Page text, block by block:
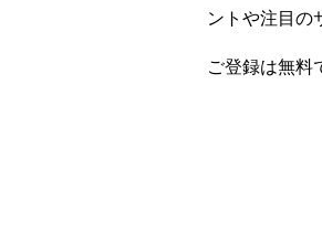
ントや注目の
ご登録は無料